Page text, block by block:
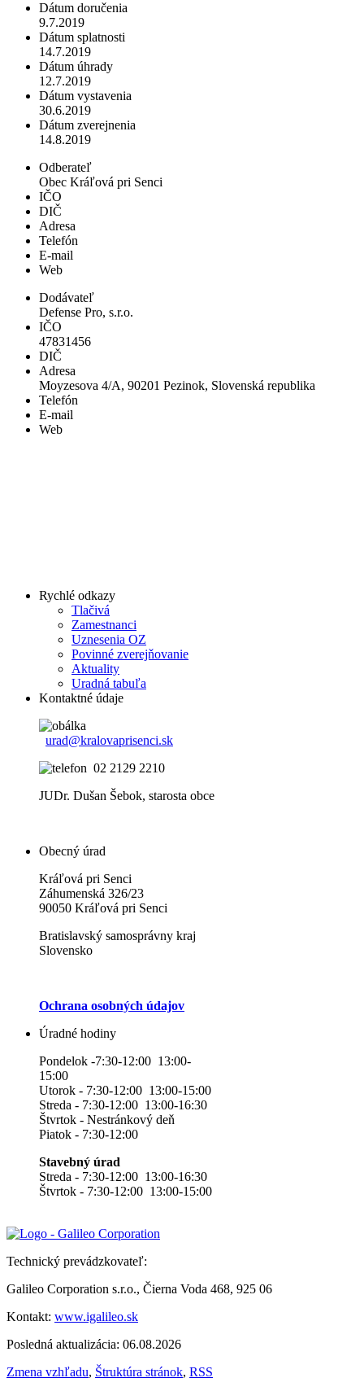
Dátum doručenia
9.7.2019
Dátum splatnosti
14.7.2019
Dátum úhrady
12.7.2019
Dátum vystavenia
30.6.2019
Dátum zverejnenia
14.8.2019
Odberateľ
Obec Kráľová pri Senci
IČO
DIČ
Adresa
Telefón
E-mail
Web
Dodávateľ
Defense Pro, s.r.o.
IČO
47831456
DIČ
Adresa
Moyzesova 4/A, 90201 Pezinok, Slovenská republika
Telefón
E-mail
Web
Rychlé odkazy
Tlačivá
Zamestnanci
Uznesenia OZ
Povinné zverejňovanie
Aktuality
Uradná tabuľa
Kontaktné údaje
urad@kralovaprisenci.sk
02 2129 2210
JUDr. Dušan Šebok, starosta obce
Obecný úrad
Kráľová pri Senci
Záhumenská 326/23
90050 Kráľová pri Senci
Bratislavský samosprávny kraj
Slovensko
Ochrana osobných údajov
Úradné hodiny
Pondelok -7:30-12:00 13:00-
15:00
Utorok - 7:30-12:00 13:00-15:00
Streda - 7:30-12:00 13:00-16:30
Štvrtok - Nestránkový deň
Piatok - 7:30-12:00
Stavebný úrad
Streda - 7:30-12:00 13:00-16:30
Štvrtok - 7:30-12:00 13:00-15:00
Technický prevádzkovateľ:
Galileo Corporation s.r.o., Čierna Voda 468, 925 06
Kontakt: www.igalileo.sk
Posledná aktualizácia: 06.08.2026
Zmena vzhľadu, Štruktúra stránok, RSS